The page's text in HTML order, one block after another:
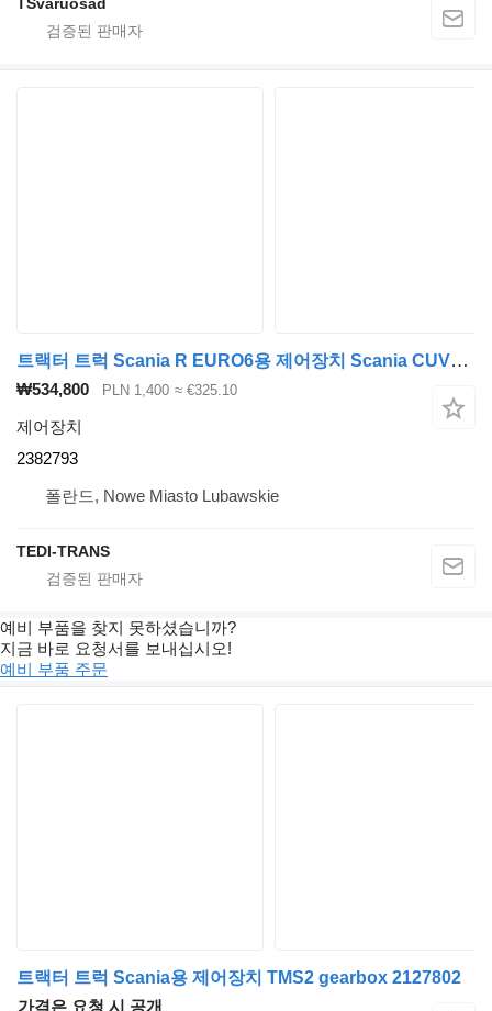
트랙터 트럭 Scania R EURO6용 제어장치 Scania CUV2 2382793
₩534,800 PLN 1,400 ≈ €325.10
제어장치
2382793
폴란드, Nowe Miasto Lubawskie
TEDI-TRANS
예비 부품을 찾지 못하셨습니까?
지금 바로 요청서를 보내십시오!
예비 부품 주문
트랙터 트럭 Scania용 제어장치 TMS2 gearbox 2127802
가격은 요청 시 공개